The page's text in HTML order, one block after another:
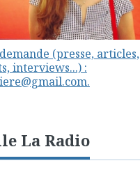
(presse, articles,
interviews...) :
La Radio